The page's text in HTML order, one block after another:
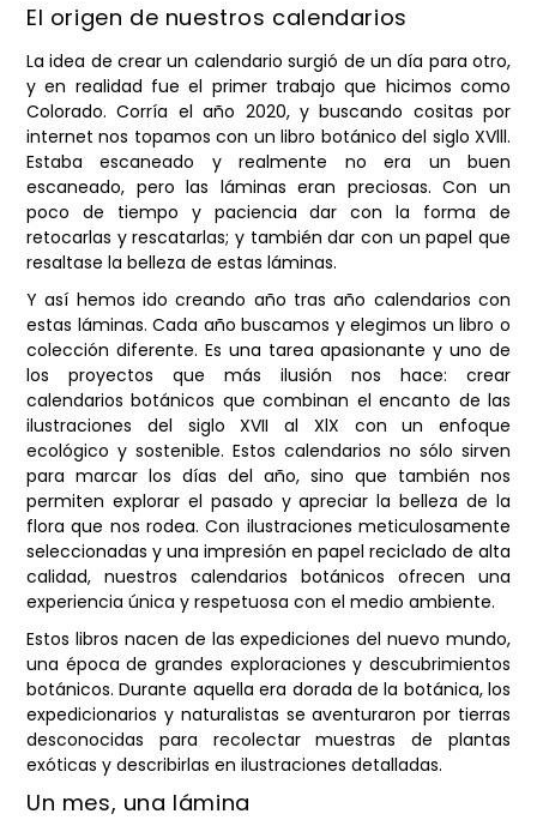
El origen de nuestros calendarios
La idea de crear un calendario surgió de un día para otro,
y en realidad fue el primer trabajo que hicimos como
Colorado. Corría el año 2020, y buscando cositas por
internet nos topamos con un libro botánico del siglo XVlll.
Estaba escaneado y realmente no era un buen
escaneado, pero las láminas eran preciosas. Con un
poco de tiempo y paciencia dar con la forma de
retocarlas y rescatarlas; y también dar con un papel que
resaltase la belleza de estas láminas.
Y así hemos ido creando año tras año calendarios con
estas láminas. Cada año buscamos y elegimos un libro o
colección diferente. Es una tarea apasionante y uno de
los proyectos que más ilusión nos hace: crear
calendarios botánicos que combinan el encanto de las
ilustraciones del siglo XVII al XlX con un enfoque
ecológico y sostenible. Estos calendarios no sólo sirven
para marcar los días del año, sino que también nos
permiten explorar el pasado y apreciar la belleza de la
flora que nos rodea. Con ilustraciones meticulosamente
seleccionadas y una impresión en papel reciclado de alta
calidad, nuestros calendarios botánicos ofrecen una
experiencia única y respetuosa con el medio ambiente.
Estos libros nacen de las expediciones del nuevo mundo,
una época de grandes exploraciones y descubrimientos
botánicos. Durante aquella era dorada de la botánica, los
expedicionarios y naturalistas se aventuraron por tierras
desconocidas para recolectar muestras de plantas
exóticas y describirlas en ilustraciones detalladas.
Un mes, una lámina